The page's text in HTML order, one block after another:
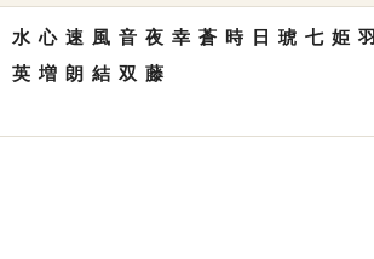
水 心 速 風 音 夜 幸 蒼 時 日 琥 七 姫 羽
英 増 朗 結 双 藤